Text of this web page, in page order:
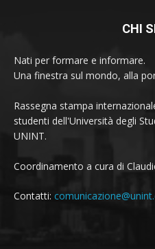
CHI
Nati per formare e informare.
Una finestra sul mondo, alla
Rassegna stampa
studenti dell'Università degli
UNINT.
Coordinamento a cura di
Contatti: